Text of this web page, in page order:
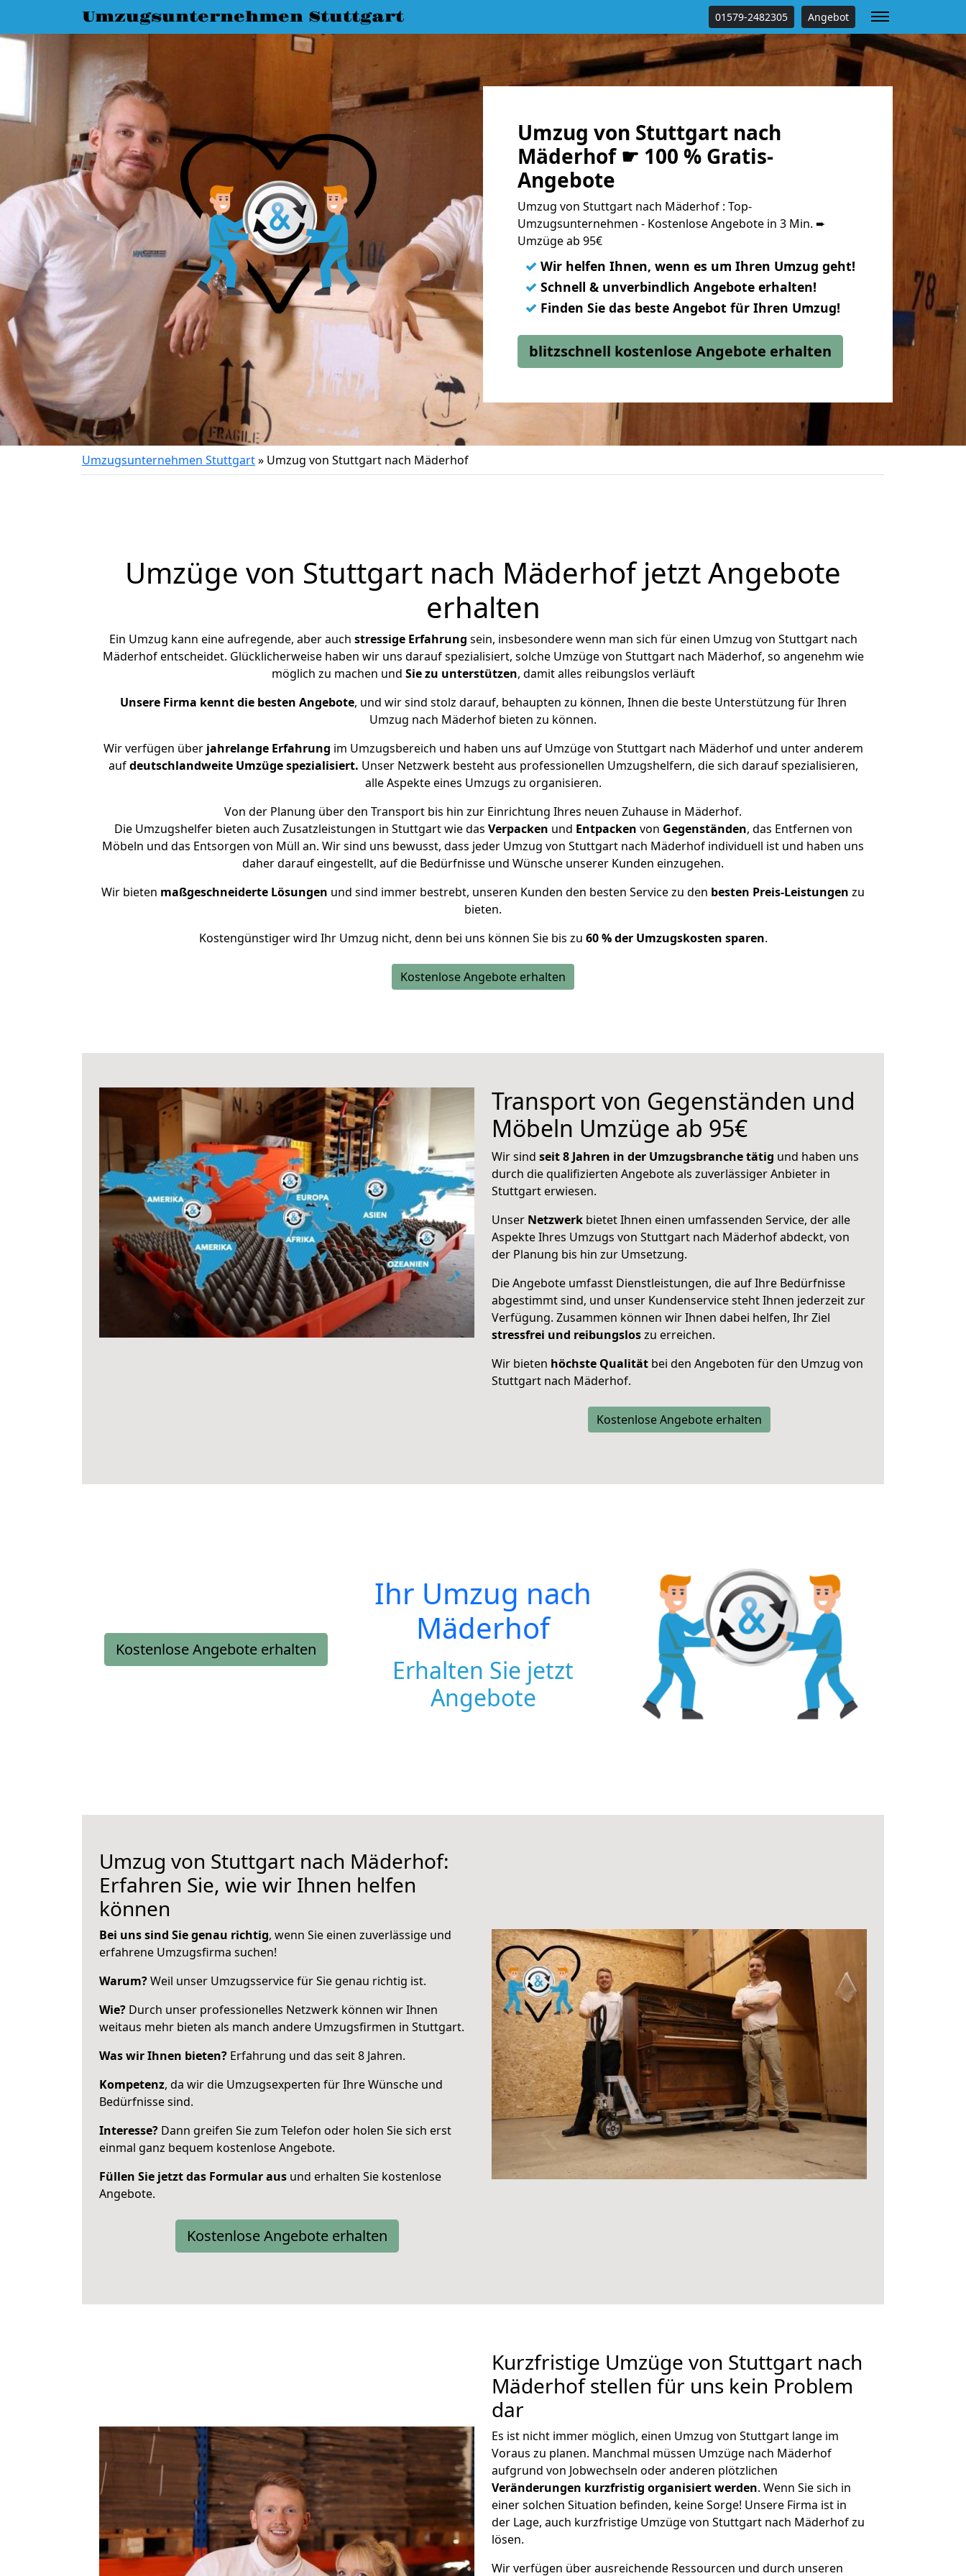
Umzugsunternehmen Stuttgart 01579-2482305 Angebot
Umzug von Stuttgart nach
Mäderhof ☛ 100 % Gratis-
Angebote
Umzug von Stuttgart nach Mäderhof : Top-
Umzugsunternehmen - Kostenlose Angebote in 3 Min. ➨
Umzüge ab 95€
✓ Wir helfen Ihnen, wenn es um Ihren Umzug geht!
✓ Schnell & unverbindlich Angebote erhalten!
✓ Finden Sie das beste Angebot für Ihren Umzug!
blitzschnell kostenlose Angebote erhalten
Umzugsunternehmen Stuttgart» Umzug von Stuttgart nach Mäderhof
Umzüge von Stuttgart nach Mäderhof jetzt Angebote
erhalten
Ein Umzug kann eine aufregende, aber auch stressige Erfahrung sein, insbesondere wenn man sich für einen Umzug von Stuttgart nach
Mäderhof entscheidet. Glücklicherweise haben wir uns darauf spezialisiert, solche Umzüge von Stuttgart nach Mäderhof, so angenehm wie
möglich zu machen und Sie zu unterstützen, damit alles reibungslos verläuft
Unsere Firma kennt die besten Angebote, und wir sind stolz darauf, behaupten zu können, Ihnen die beste Unterstützung für Ihren
Umzug nach Mäderhof bieten zu können.
Wir verfügen überjahrelange Erfahrung im Umzugsbereich und haben uns auf Umzüge von Stuttgart nach Mäderhof und unter anderem
aufdeutschlandweite Umzüge spezialisiert. Unser Netzwerk besteht aus professionellen Umzugshelfern, die sich darauf spezialisieren,
alle Aspekte eines Umzugs zu organisieren.
Von der Planung über den Transport bis hin zur Einrichtung Ihres neuen Zuhause in Mäderhof.
Die Umzugshelfer bieten auch Zusatzleistungen in Stuttgart wie das Verpacken und Entpacken von Gegenständen, das Entfernen von
Möbeln und das Entsorgen von Müll an. Wir sind uns bewusst, dass jeder Umzug von Stuttgart nach Mäderhof individuell ist und haben uns
daher darauf eingestellt, auf die Bedürfnisse und Wünsche unserer Kunden einzugehen.
Wir bieten maßgeschneiderte Lösungen und sind immer bestrebt, unseren Kunden den besten Service zu den besten Preis-Leistungen zu
bieten.
Kostengünstiger wird Ihr Umzug nicht, denn bei uns können Sie bis zu 60 % der Umzugskosten sparen.
Kostenlose Angebote erhalten
Transport von Gegenständen und
Möbeln Umzüge ab 95€
Wir sind seit 8 Jahren in der Umzugsbranche tätig und haben uns
durch die qualifizierten Angebote als zuverlässiger Anbieter in
Stuttgart erwiesen.
Unser Netzwerk bietet Ihnen einen umfassenden Service, der alle
Aspekte Ihres Umzugs von Stuttgart nach Mäderhof abdeckt, von
der Planung bis hin zur Umsetzung.
Die Angebote umfasst Dienstleistungen, die auf Ihre Bedürfnisse
abgestimmt sind, und unser Kundenservice steht Ihnen jederzeit zur
Verfügung. Zusammen können wir Ihnen dabei helfen, Ihr Ziel
stressfrei und reibungsloszu erreichen.
Wir bieten höchste Qualität bei den Angeboten für den Umzug von
Stuttgart nach Mäderhof.
Kostenlose Angebote erhalten
Kostenlose Angebote erhalten
Ihr Umzug nach
Mäderhof
Erhalten Sie jetzt
Angebote
Umzug von Stuttgart nach Mäderhof:
Erfahren Sie, wie wir Ihnen helfen
können
Bei uns sind Sie genau richtig, wenn Sie einen zuverlässige und
erfahrene Umzugsfirma suchen!
Warum?Weil unser Umzugsservice für Sie genau richtig ist.
Wie? Durch unser professionelles Netzwerk können wir Ihnen
weitaus mehr bieten als manch andere Umzugsfirmen in Stuttgart.
Was wir Ihnen bieten? Erfahrung und das seit 8 Jahren.
Kompetenz, da wir die Umzugsexperten für Ihre Wünsche und
Bedürfnisse sind.
Interesse? Dann greifen Sie zum Telefon oder holen Sie sich erst
einmal ganz bequem kostenlose Angebote.
Füllen Sie jetzt das Formular aus und erhalten Sie kostenlose
Angebote.
Kostenlose Angebote erhalten
Kurzfristige Umzüge von Stuttgart nach
Mäderhof stellen für uns kein Problem
dar
Es ist nicht immer möglich, einen Umzug von Stuttgart lange im
Voraus zu planen. Manchmal müssen Umzüge nach Mäderhof
aufgrund von Jobwechseln oder anderen plötzlichen
Veränderungen kurzfristig organisiert werden. Wenn Sie sich in
einer solchen Situation befinden, keine Sorge! Unsere Firma ist in
der Lage, auch kurzfristige Umzüge von Stuttgart nach Mäderhof zu
lösen.
Wir verfügen über ausreichende Ressourcen und durch unseren